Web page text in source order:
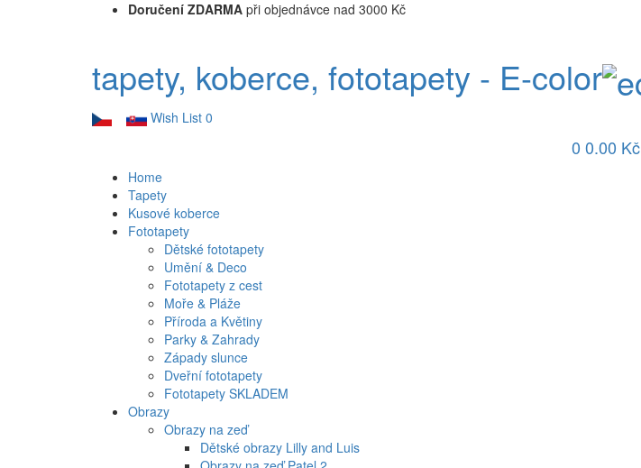
Doručení ZDARMA při objednávce nad 3000 Kč
tapety, koberce, fototapety - E-color
Wish List 0
0 0.00 Kč
Home
Tapety
Kusové koberce
Fototapety
Dětské fototapety
Umění & Deco
Fototapety z cest
Moře & Pláže
Příroda a Květiny
Parky & Zahrady
Západy slunce
Dveřní fototapety
Fototapety SKLADEM
Obrazy
Obrazy na zeď
Dětské obrazy Lilly and Luis